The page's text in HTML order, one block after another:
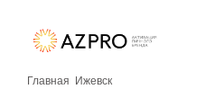
Главная Ижевск